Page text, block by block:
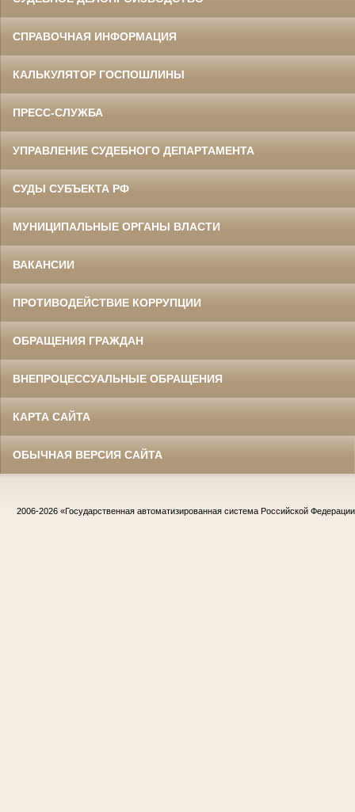
СПРАВОЧНАЯ ИНФОРМАЦИЯ
КАЛЬКУЛЯТОР ГОСПОШЛИНЫ
ПРЕСС-СЛУЖБА
УПРАВЛЕНИЕ СУДЕБНОГО ДЕПАРТАМЕНТА
СУДЫ СУБЪЕКТА РФ
МУНИЦИПАЛЬНЫЕ ОРГАНЫ ВЛАСТИ
ВАКАНСИИ
ПРОТИВОДЕЙСТВИЕ КОРРУПЦИИ
ОБРАЩЕНИЯ ГРАЖДАН
ВНЕПРОЦЕССУАЛЬНЫЕ ОБРАЩЕНИЯ
КАРТА САЙТА
ОБЫЧНАЯ ВЕРСИЯ САЙТА
2006-2026 «Государственная автоматизированная система Российской